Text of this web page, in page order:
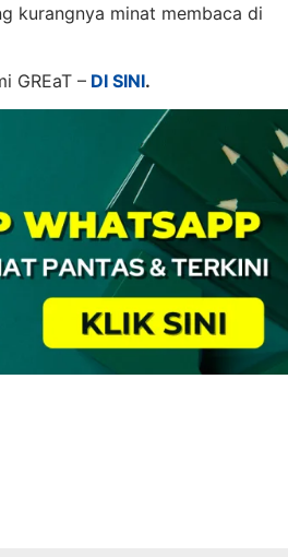
kurangnya minat membaca di
GREaT – DI SINI.